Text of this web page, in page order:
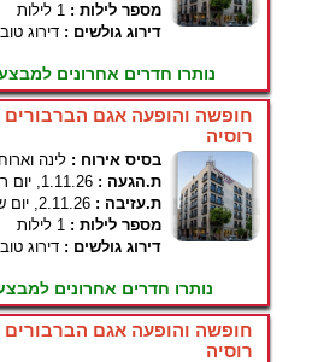
מספר לילות : 1 לילות
דירוג גולשים : דירוג
נותרו חדרים אחרונים
חופשה והופעה אגם
רוסיה
בסיס אירוח : לינה
ת.הגעה : 1.11.26, יום ראשון
ת.עזיבה : 2.11.26, יום שני
מספר לילות : 1 לילות
דירוג גולשים : דירוג
נותרו חדרים אחרונים
חופשה והופעה אגם
רוסיה